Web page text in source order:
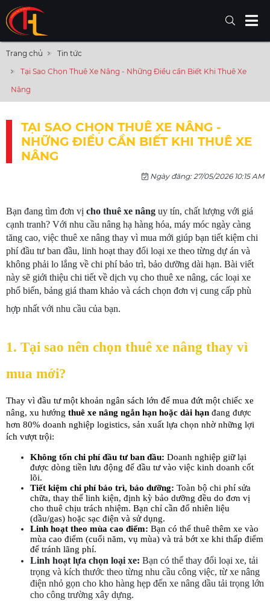
Trang chủ
Tin tức
Tại Sao Chọn Thuê Xe Nâng - Những Điều cần Biết Khi Thuê Xe
Nâng
TẠI SAO CHỌN THUÊ XE NÂNG -
NHỮNG ĐIỀU CẦN BIẾT KHI THUÊ XE
NÂNG
Ngày đăng: 27/05/2026 10:15 AM
Bạn đang tìm đơn vị cho thuê xe nâng uy tín, chất lượng với giá
cạnh tranh? Với nhu cầu nâng hạ hàng hóa, máy móc ngày càng
tăng cao, việc thuê xe nâng thay vì mua mới giúp bạn tiết kiệm chi
phí đầu tư ban đầu, linh hoạt thay đổi loại xe theo từng dự án và
không phải lo lắng về chi phí bảo trì, bảo dưỡng dài hạn. Bài viết
này sẽ giới thiệu chi tiết về dịch vụ cho thuê xe nâng, các loại xe
phổ biến, bảng giá tham khảo và cách chọn đơn vị cung cấp phù
hợp nhất với nhu cầu của bạn.
1. Tại sao nên chọn thuê xe nâng thay vì
mua mới?
Thay vì đầu tư một khoản ngân sách lớn để mua đứt một chiếc xe
nâng, xu hướng thuê xe nâng ngắn hạn hoặc dài hạn đang được
hơn 80% doanh nghiệp logistics, sản xuất lựa chọn nhờ những lợi
ích vượt trội:
Không tốn chi phí đầu tư ban đầu: Doanh nghiệp giữ lại
được dòng tiền lưu động để đầu tư vào việc kinh doanh cốt
lõi.
Tiết kiệm chi phí bảo trì, bảo dưỡng: Toàn bộ chi phí sửa
chữa, thay thế linh kiện, định kỳ bảo dưỡng đều do đơn vị
cho thuê chịu trách nhiệm. Bạn chỉ cần đổ nhiên liệu
(dầu/gas) hoặc sạc điện và sử dụng.
Linh hoạt theo mùa cao điểm: Bạn có thể thuê thêm xe vào
mùa cao điểm (cuối năm, vụ mùa) và trả bớt xe khi thấp điểm
để tránh lãng phí.
Linh hoạt lựa chọn loại xe: Bạn có thể thay đổi loại xe, tải
trọng và kích thước theo từng nhu cầu công việc, từ xe nâng
điện nhỏ gọn cho kho hàng hẹp đến xe nâng dầu tải trọng lớn
cho công trường xây dựng.